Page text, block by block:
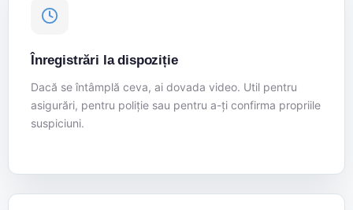
Înregistrări la dispoziție
Dacă se întâmplă ceva, ai dovada video. Util pentru
asigurări, pentru poliție sau pentru a-ți confirma propriile
suspiciuni.